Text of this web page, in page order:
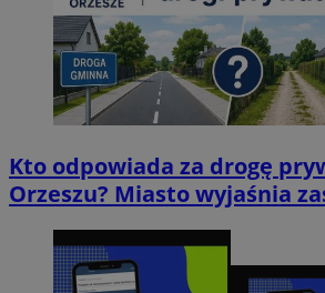
Kto odpowiada za drogę
Orzeszu? Miasto wyjaśnia